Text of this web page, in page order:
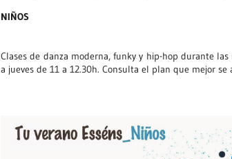
NIÑOS
Clases de danza moderna, funky y hip-hop durante
a jueves de 11 a 12.30h. Consulta el plan que mejor se